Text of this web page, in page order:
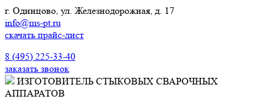
г. Одинцово, ул. Железнодорожная, д. 17
info@ms-pt.ru
скачать прайс-лист
8 (495) 225-33-40
заказать звонок
ИЗГОТОВИТЕЛЬ СТЫКОВЫХ СВАРОЧНЫХ
АППАРАТОВ